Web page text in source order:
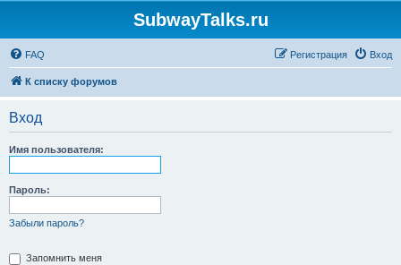
SubwayTalks.ru
FAQ Вход
Регистрация
К списку форумов
Вход
Имя пользователя:
Пароль:
Забыли пароль?
Запомнить меня